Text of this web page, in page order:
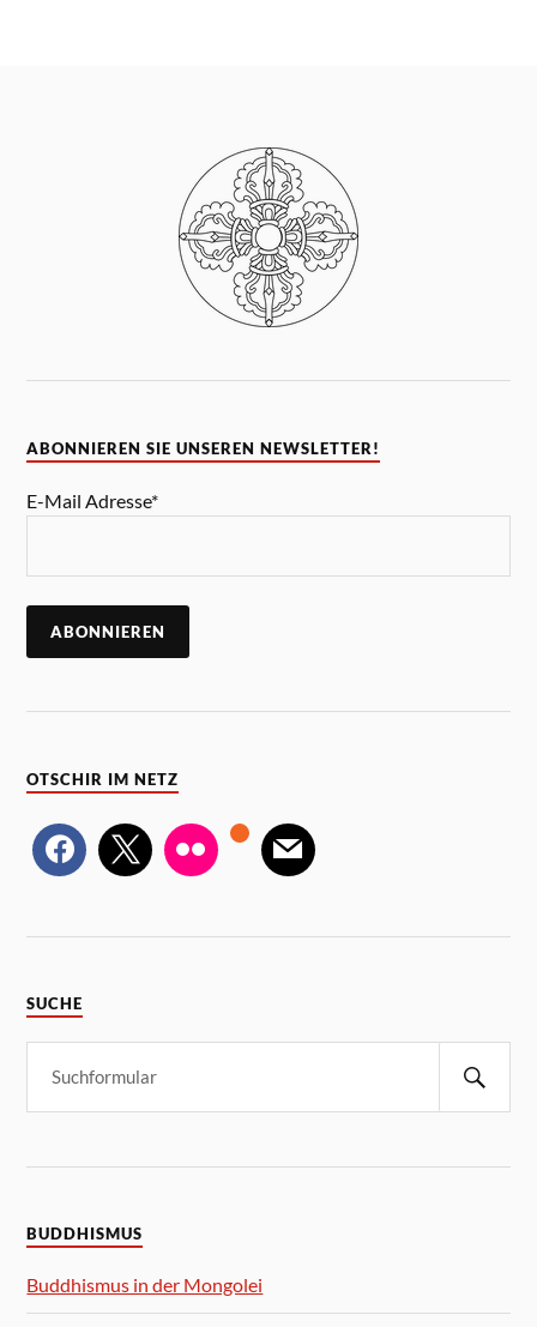
ABONNIEREN SIE UNSEREN NEWSLETTER!
E-Mail Adresse*
OTSCHIR IM NETZ
SUCHE
BUDDHISMUS
Buddhismus in der Mongolei